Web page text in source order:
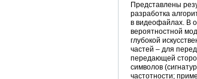
Представлены
разработка
в видеофайлах. В
вероятностной
глубокой
частей – для
передающей
символов
частотности;